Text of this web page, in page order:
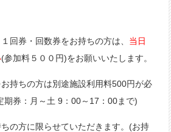
回券・回数券をお持ちの方は、 当日
(参加料５００円)をお願いいたします。
持ちの方は別途施設利用料500円が必
期券：月～土 9：00～17：00まで)
の方に限らせていただきます。(お持